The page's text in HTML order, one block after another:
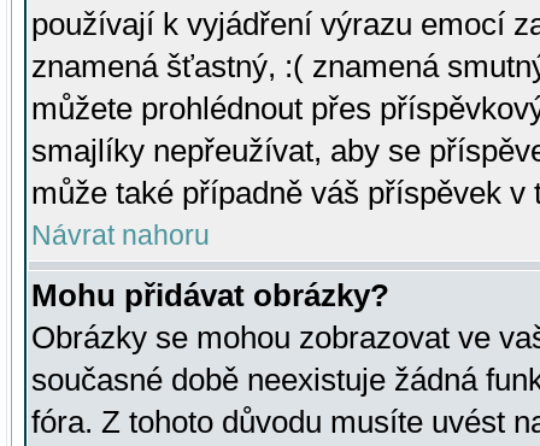
používají k vyjádření výrazu emocí
znamená šťastný, :( znamená
můžete prohlédnout přes
smajlíky nepřeužívat, aby se
může také případně váš příspěvek v
Návrat nahoru
Mohu přidávat obrázky?
Obrázky se mohou zobrazovat ve
současné době neexistuje žádná
fóra. Z tohoto důvodu musíte uvést